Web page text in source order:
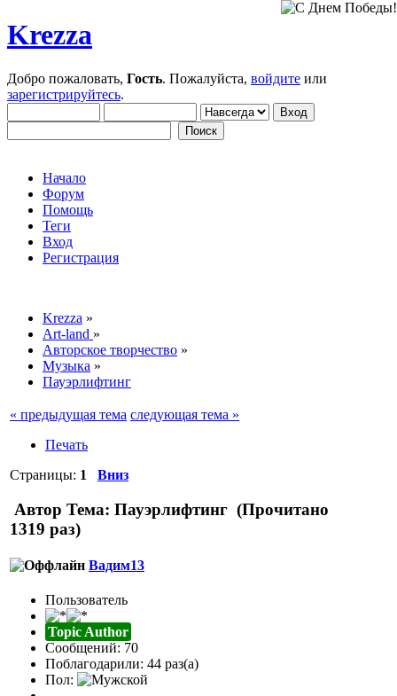
Krezza
Добро пожаловать, Гость. Пожалуйста, войдите или
зарегистрируйтесь.
Начало
Форум
Помощь
Теги
Вход
Регистрация
Krezza »
Art-land »
Авторское творчество »
Музыка »
Пауэрлифтинг
« предыдущая тема следующая тема »
Печать
Страницы: 1 Вниз
Автор Тема: Пауэрлифтинг (Прочитано
1319 раз)
Вадим13
Пользователь
Topic Author
Сообщений: 70
Поблагодарили: 44 раз(а)
Пол: